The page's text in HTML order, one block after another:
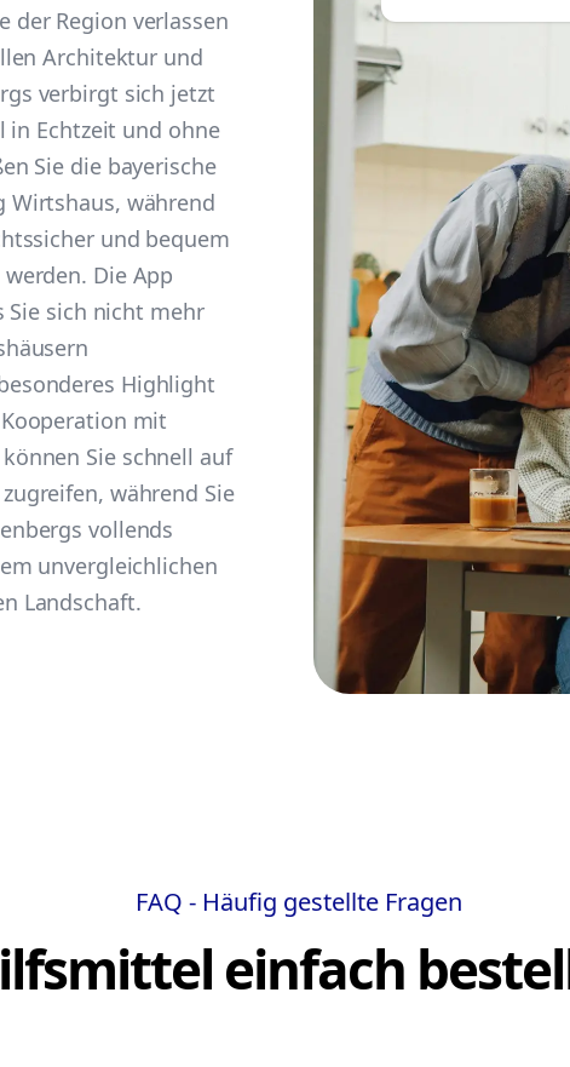
der Region verlassen
Architektur und
verbirgt sich jetzt
Echtzeit und ohne
Sie die bayerische
Wirtshaus, während
und bequem
Die App
Sie sich nicht mehr
Highlight
mit
Sie schnell auf
während Sie
vollends
unvergleichlichen
Landschaft.
FAQ - Häufig gestellte Fragen
einfach